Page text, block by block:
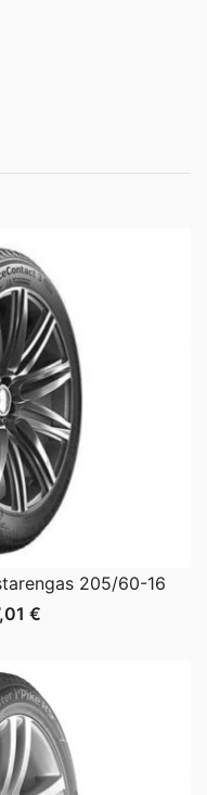
205/60-16
€.
€Nykyinen
157,01 €.